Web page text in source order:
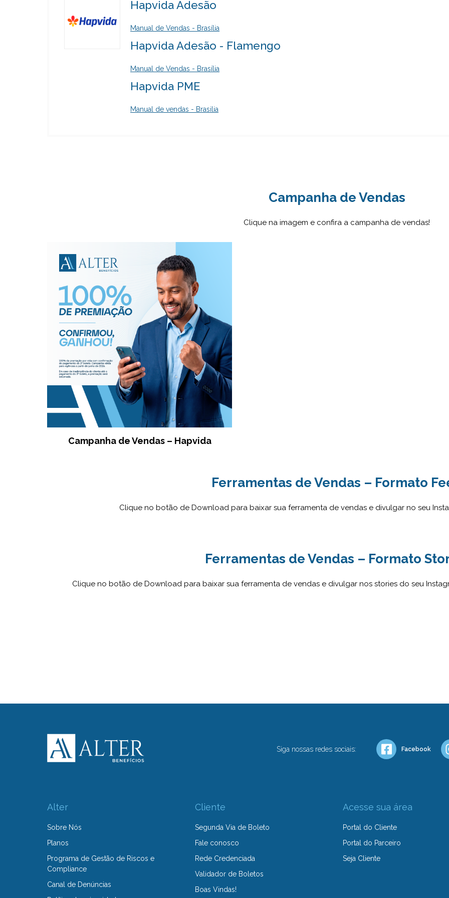
Hapvida Adesão
Manual de Vendas - Brasília
Hapvida Adesão - Flamengo
Manual de Vendas - Brasília
Hapvida PME
Manual de vendas - Brasilia
Campanha de Vendas
Clique na imagem e confira a campanha de vendas!
Campanha de Vendas – Hapvida
Ferramentas de Vendas – Formato
Clique no botão de Download para baixar sua ferramenta de vendas e divulgar no seu
Ferramentas de Vendas – Formato
Clique no botão de Download para baixar sua ferramenta de vendas e divulgar nos stories do seu
Siga nossas redes sociais: Facebook
Alter
Sobre Nós
Planos
Programa de Gestão de Riscos e
Compliance
Canal de Denúncias
Cliente
Segunda Via de Boleto
Fale conosco
Rede Credenciada
Validador de Boletos
Boas Vindas!
Acesse sua área
Portal do Cliente
Portal do Parceiro
Seja Cliente